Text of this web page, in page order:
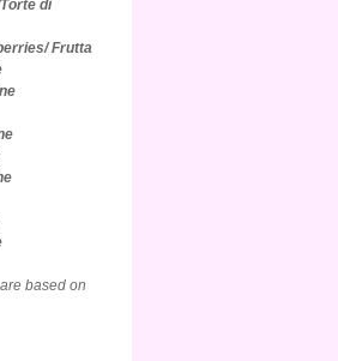
di
Frutta
based on